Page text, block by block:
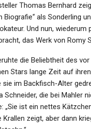
Thomas Bernhard
Biografie“ als Sonderling
Und nun, wiederum
das Werk von Romy
die Beliebtheit des vor
Stars lange Zeit auf
sie im Backfisch-Alter
Schneider, die bei Mahler
„Sie ist ein nettes
Krallen zeigt, aber dann